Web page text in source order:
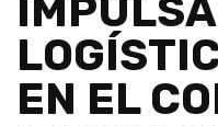
EN EL